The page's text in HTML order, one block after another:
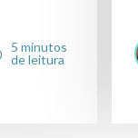
5 minutos
de leitura